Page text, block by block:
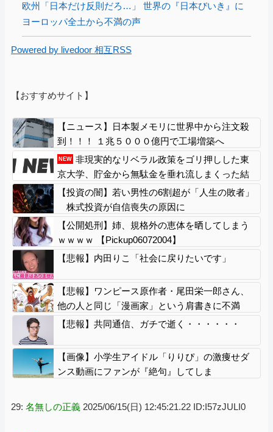
欧州「日本だけ反則だろ…」 世界の『日本びいき』に
ヨーロッパ全土から不満の声
Powered by livedoor 相互RSS
【おすすめサイト】
【ニュース】日本製メモリに世界中から注文殺
到！！！ １兆５０００億円で工場増築へ
NEW 非現実的なリベラル政策をゴリ押しした東
京大学、貯金から無駄金を垂れ流しまくった結
果……
【投資の闇】若い男性の6割超が「人生の敗者」
株式投資が自信喪失の原因に
【公開処刑】姉、規格外の恵体を晒してしまう
ｗｗｗｗ 【Pickup06072004】
【悲報】内田りこ「社会に戻りたいです」
【悲報】ワンピース原作者・尾田栄一郎さん、
他の人と同じ「漫画家」という肩書きに不満
【悲報】共同通信、ガチで逝く・・・・・・
【画像】小学生アイドル「りりぴ」の激痩せダ
ンス動画にファンが『絶句』してしま
29: 名無しの正義 2025/06/15(日) 12:45:21.22 ID:I57zJULI0